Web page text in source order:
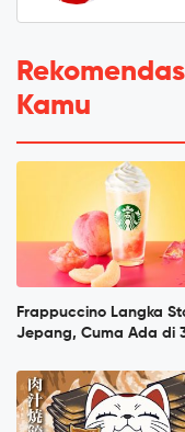
Kamu
Frappuccino Langka
Jepang, Cuma Ada di